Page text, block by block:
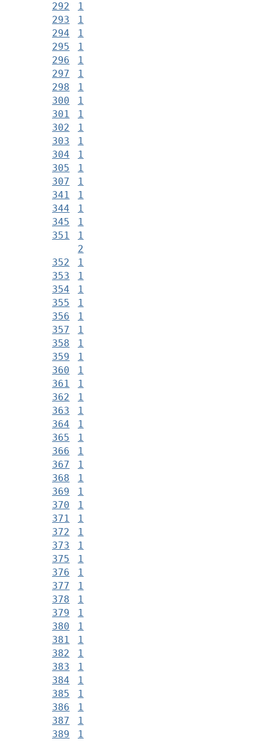
292
1
293
1
294
1
295
1
296
1
297
1
298
1
300
1
301
1
302
1
303
1
304
1
305
1
307
1
341
1
344
1
345
1
351
1
2
352
1
353
1
354
1
355
1
356
1
357
1
358
1
359
1
360
1
361
1
362
1
363
1
364
1
365
1
366
1
367
1
368
1
369
1
370
1
371
1
372
1
373
1
375
1
376
1
377
1
378
1
379
1
380
1
381
1
382
1
383
1
384
1
385
1
386
1
387
1
389
1